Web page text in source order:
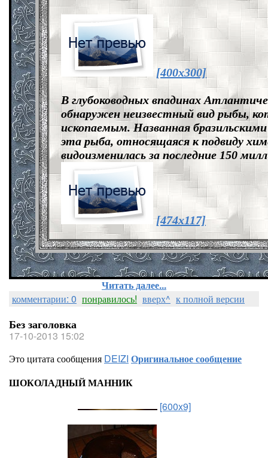
[400x300]
В глубоководных впадинах
обнаружен неизвестный вид рыбы,
ископаемым. Названная
эта рыба, относящаяся к подвиду
видоизменилась за последние 150
[474x117]
Читать далее...
комментарии: 0 понравилось! вверх^ к полной версии
Без заголовка
17-10-2013 15:02
Это цитата сообщения DEIZI Оригинальное сообщение
ШОКОЛАДНЫЙ МАННИК
[600x9]